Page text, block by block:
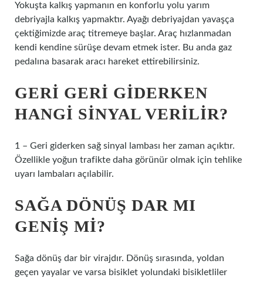
Yokuşta kalkış yapmanın en konforlu yolu yarım
debriyajla kalkış yapmaktır. Ayağı debriyajdan yavaşça
çektiğimizde araç titremeye başlar. Araç hızlanmadan
kendi kendine sürüşe devam etmek ister. Bu anda gaz
pedalına basarak aracı hareket ettirebilirsiniz.
GERI GERI GIDERKEN
HANGI SINYAL VERILIR?
1 – Geri giderken sağ sinyal lambası her zaman açıktır.
Özellikle yoğun trafikte daha görünür olmak için tehlike
uyarı lambaları açılabilir.
SAĞA DÖNÜŞ DAR MI
GENIŞ MI?
Sağa dönüş dar bir virajdır. Dönüş sırasında, yoldan
geçen yayalar ve varsa bisiklet yolundaki bisikletliler